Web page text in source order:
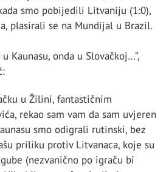
smo pobijedili Litvaniju (1:0),
plasirali se na Mundijal u Brazil.
Kaunasu, onda u Slovačkoj…”,
u Žilini, fantastičnim
rekao sam vam da sam uvjeren
smo odigrali rutinski, bez
priliku protiv Litvanaca, koje su
(nezvanično po igraču bi